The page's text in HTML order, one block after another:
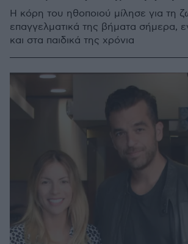
Η κόρη του ηθοποιού μίλησε για τη
επαγγελματικά της βήματα σήμερα,
και στα παιδικά της χρόνια